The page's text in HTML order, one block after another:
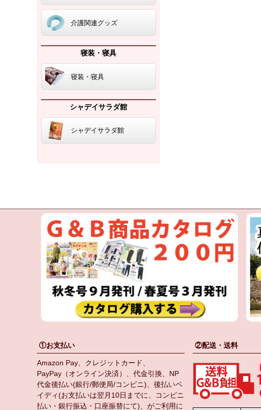
介護関連グッズ
寝装・寝具
寝装・寝具
シャデイサラダ館
シャデイサラダ館
①お支払い
Amazon Pay、クレジットカード、
PayPay（オンライン決済）、代金引換、NP
代金後払い(銀行/郵便局/コンビニ)、後払いペ
イディ(お支払いは翌月10日までに、コンビニ
払い・銀行振込・口座振替にて)、がご利用に
②配送・送料